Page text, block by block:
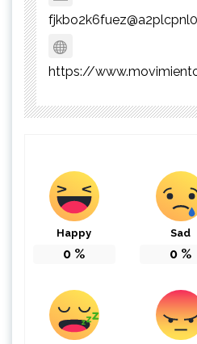
https://
Happy
0 %
Sad
0 %